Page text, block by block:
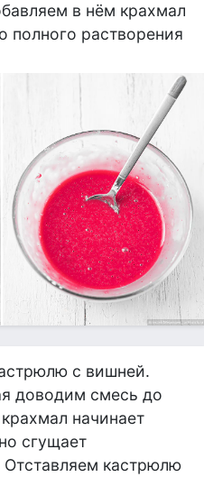
в нём крахмал
полного растворения
с вишней.
доводим смесь до
начинает
сгущает
кастрюлю